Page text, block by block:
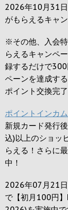
2026年10月31
がもらえるキャン
※その他、入会
らえるキャンペ
録するだけで300
ペーンを達成す
ポイント交換完
ポイントインカム
新規カード発行
込)以上のショッ
らえる！さらに
中！
2026年07月21
で【初月100円